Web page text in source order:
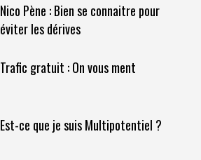
Nico Pène : Bien se connaitre pour
éviter les dérives
Trafic gratuit : On vous ment
Est-ce que je suis Multipotentiel ?